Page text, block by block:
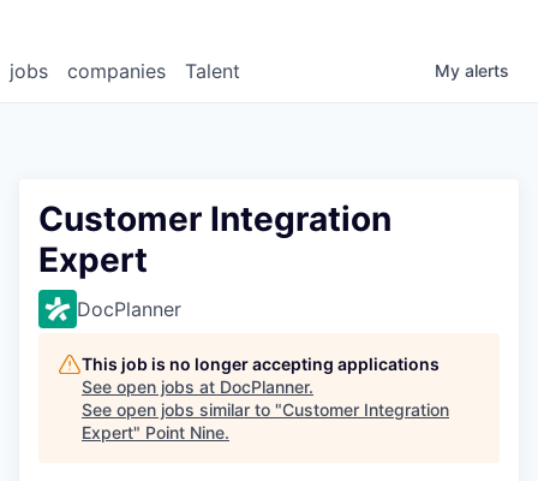
jobs companies Talent My alerts
Customer Integration
Expert
DocPlanner
This job is no longer accepting applications
See open jobs at DocPlanner.
See open jobs similar to "Customer Integration
Expert" Point Nine.